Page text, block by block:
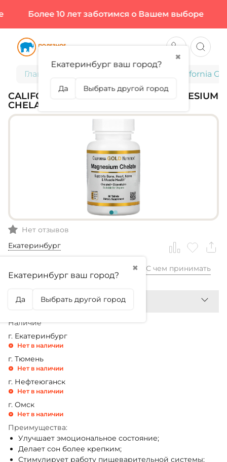
Более 10 лет заботимся о Вашем выборе
Главная California
CALIFORNIA GOLD NUTRITION, MAGNESIUM
CHELATE, 90 ТАБЛ (45 ПОРЦИЙ)
Нет отзывов
Екатеринбург
✖
Екатеринбург ваш город?
Да Выбрать другой город
1 030,99₽ С чем принимать
Наличие
г. Екатеринбург
Нет в наличии
г. Тюмень
Нет в наличии
г. Нефтеюганск
Нет в наличии
г. Омск
Нет в наличии
Преимущества:
Улучшает эмоциональное состояние;
Делает сон более крепким;
Стимулирует работу пищеварительной системы;
✖
Екатеринбург ваш город?
Да Выбрать другой город